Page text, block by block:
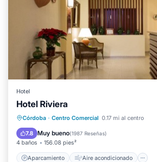
Hotel
Hotel Riviera
Córdoba · Centro Comercial 0.17 mi al centro
7.8 Muy bueno(1987 Reseñas)
4 baños 156.08 pies²
Aparcamiento Aire acondicionado
Aparcamiento
Aire acondicionado
Internet
Apto para niños